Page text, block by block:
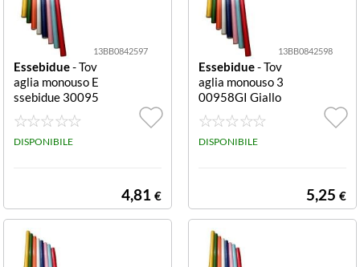
13BB0842597
Essebidue- Tov
aglia monouso E
ssebidue 30095
6 Bianco
DISPONIBILE
4,81 €
13BB0842598
Essebidue- Tov
aglia monouso 3
00958GI Giallo
Tovaglia monou
so Essebidue 30
0958GI Giallo
DISPONIBILE
5,25 €